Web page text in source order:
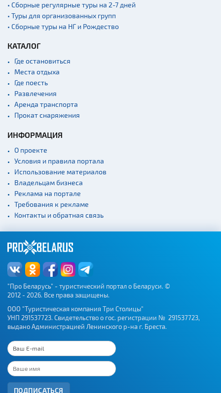
Памятники
Памятники известным
Монастыри
Костелы
Театры
Концертные залы
экскурсий: г. Минск
Спортивные
сооружения
Веломаршруты
Аэропорты
вокзалы
• Сборные регулярные туры на 2-7 дней
• Туры для организованных групп
• Сборные туры на НГ и Рождество
КАТАЛОГ
Где остановиться
Места отдыха
Где поесть
Развлечения
Аренда транспорта
Прокат снаряжения
ИНФОРМАЦИЯ
О проекте
Условия и правила портала
Использование материалов
Владельцам бизнеса
Реклама на портале
Требования к рекламе
Контакты и обратная связь
"Про Беларусь" - туристический портал о Беларуси. ©
2012 - 2026. Все права защищены.
ООО "Туристическая компания Три Столицы"
УНП 291537723. Свидетельство о гос. регистрации № 291537723,
выдано Администрацией Ленинского р-на г. Бреста.
ПОДПИСАТЬСЯ